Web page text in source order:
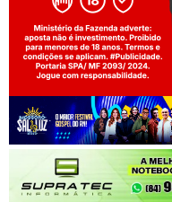
Jogue com